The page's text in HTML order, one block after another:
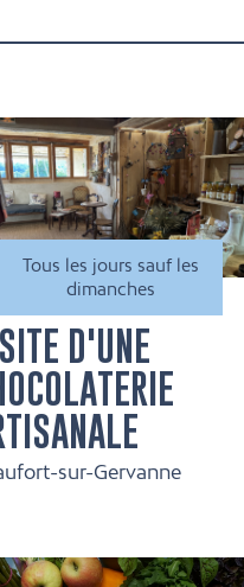
Tous les jours sauf les
dimanches
D'UNE
sur-Gervanne